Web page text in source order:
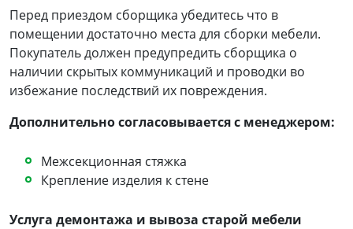
Перед приездом сборщика убедитесь что в
помещении достаточно места для сборки мебели.
Покупатель должен предупредить сборщика о
наличии скрытых коммуникаций и проводки во
избежание последствий их повреждения.
Дополнительно согласовывается с менеджером:
Межсекционная стяжка
Крепление изделия к стене
Услуга демонтажа и вывоза старой мебели